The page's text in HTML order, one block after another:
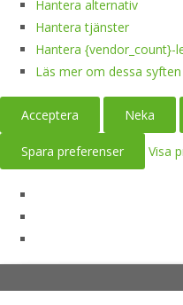
Hantera alternativ
Hantera tjänster
Hantera {vendor_count}-
Läs mer om dessa syften
Acceptera Neka
Spara preferenser Visa